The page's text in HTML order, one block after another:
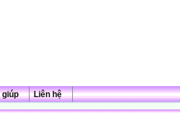
giúp Liên hệ